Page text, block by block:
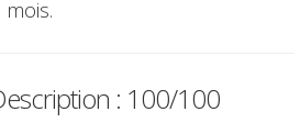
: 100/100